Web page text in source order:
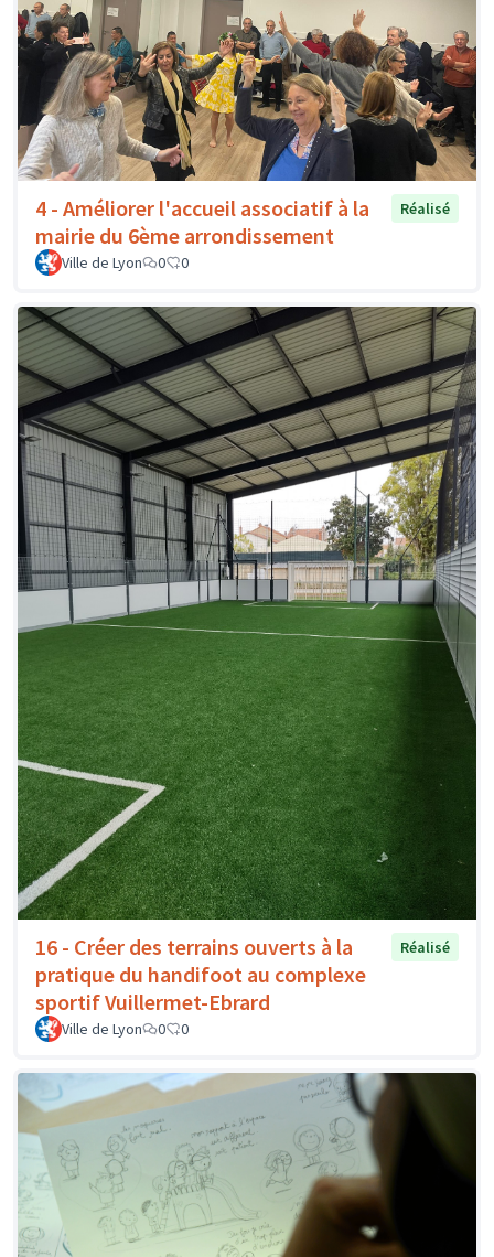
4 - Améliorer l'accueil associatif à la
mairie du 6ème arrondissement
Réalisé
Ville de Lyon 0 0
16 - Créer des terrains ouverts à la
pratique du handifoot au complexe
sportif Vuillermet-Ebrard
Réalisé
Ville de Lyon 0 0